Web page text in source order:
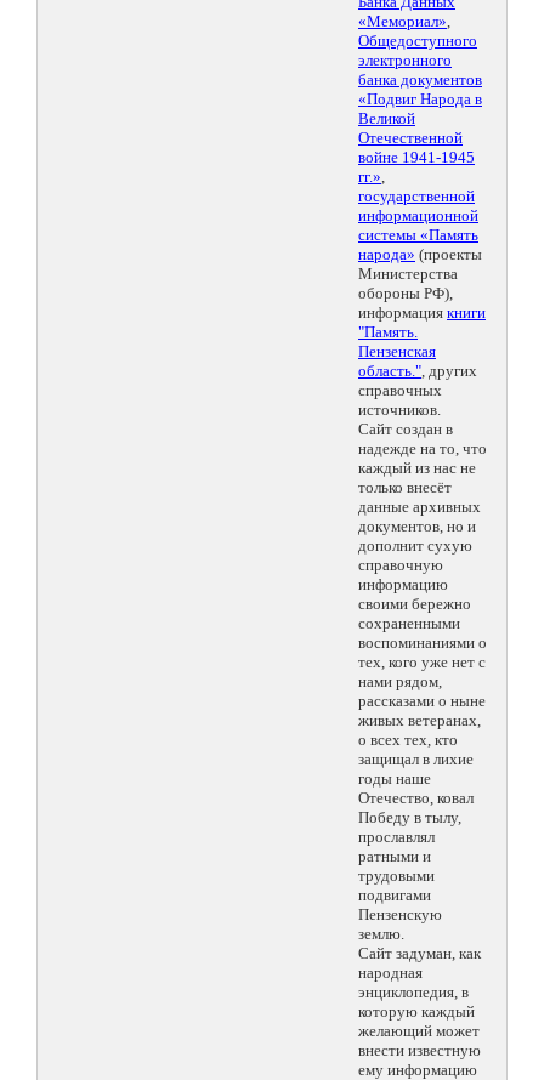
«Мемориал»,
Общедоступного
электронного
банка документов
«Подвиг Народа в
Великой
Отечественной
войне 1941-1945
гг.»,
государственной
информационной
системы «Память
народа» (проекты
Министерства
обороны РФ),
информация книги
"Память.
Пензенская
область.", других
справочных
источников.
Сайт создан в
надежде на то, что
каждый из нас не
только внесёт
данные архивных
документов, но и
дополнит сухую
справочную
информацию
своими бережно
сохраненными
воспоминаниями о
тех, кого уже нет с
нами рядом,
рассказами о ныне
живых ветеранах,
о всех тех, кто
защищал в лихие
годы наше
Отечество, ковал
Победу в тылу,
прославлял
ратными и
трудовыми
подвигами
Пензенскую
землю.
Сайт задуман, как
народная
энциклопедия, в
которую каждый
желающий может
внести известную
ему информацию